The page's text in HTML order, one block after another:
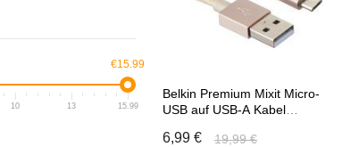
€15.99
10 13 15.99
Belkin Premium Mixit Micro-
USB auf USB-A Kabel
6,99 € 19,99 €